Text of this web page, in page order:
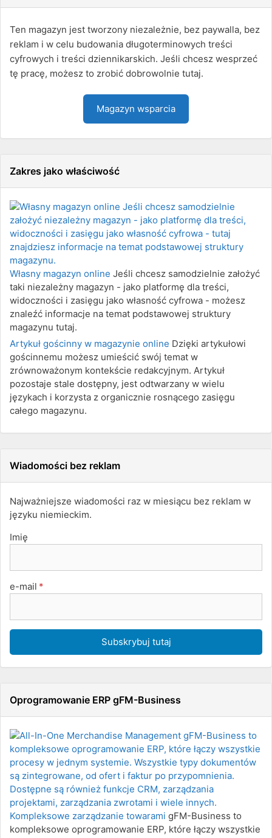
Ten magazyn jest tworzony niezależnie, bez paywalla, bez
reklam i w celu budowania długoterminowych treści
cyfrowych i treści dziennikarskich. Jeśli chcesz wesprzeć
tę pracę, możesz to zrobić dobrowolnie tutaj.
Magazyn wsparcia
Zakres jako właściwość
Własny magazyn online Jeśli chcesz samodzielnie założyć
taki niezależny magazyn - jako platformę dla treści,
widoczności i zasięgu jako własność cyfrowa - możesz
znaleźć informacje na temat podstawowej struktury
magazynu tutaj.
Artykuł gościnny w magazynie online Dzięki artykułowi
gościnnemu możesz umieścić swój temat w
zrównoważonym kontekście redakcyjnym. Artykuł
pozostaje stale dostępny, jest odtwarzany w wielu
językach i korzysta z organicznie rosnącego zasięgu
całego magazynu.
Wiadomości bez reklam
Najważniejsze wiadomości raz w miesiącu bez reklam w
języku niemieckim.
Imię
e-mail
Oprogramowanie ERP gFM-Business
Kompleksowe zarządzanie towarami gFM-Business to
kompleksowe oprogramowanie ERP, które łączy wszystkie